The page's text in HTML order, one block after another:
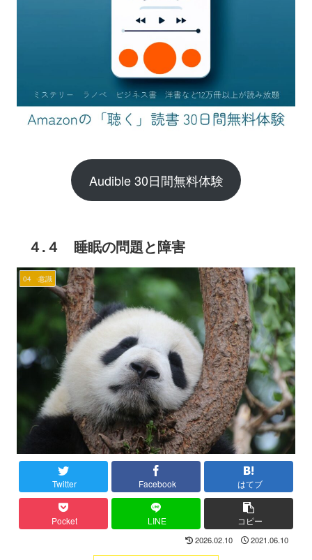
Audible 30日間無料体験
４.４ 睡眠の問題と障害
04 意識
Twitter Facebook はてブ
Pocket LINE コピー
2026.02.10 2021.06.10